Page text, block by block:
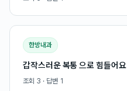
한방내과
갑작스러운 복통 으로 힘들어요
조회 3 · 답변 1